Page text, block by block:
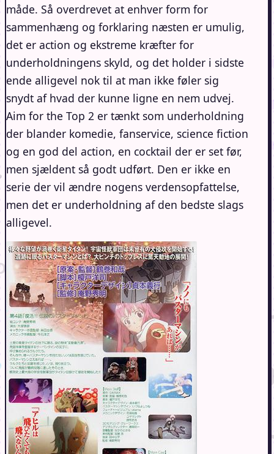
måde. Så overdrevet at enhver form for
sammenhæng og forklaring næsten er umulig,
det er action og ekstreme kræfter for
underholdningens skyld, og det holder i sidste
ende alligevel nok til at man ikke føler sig
snydt af hvad der kunne ligne en nem udvej.
Aim for the Top 2 er tænkt som underholdning
der blander komedie, fanservice, science fiction
og en god del action, en cocktail der er set før,
men sjældent så godt udført. Den er ikke en
serie der vil ændre nogens verdensopfattelse,
men det er underholdning af den bedste slags
alligevel.